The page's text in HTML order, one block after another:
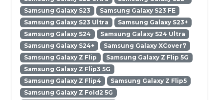
Samsung Galaxy S23
Samsung Galaxy S23 FE
Samsung Galaxy S23 Ultra
Samsung Galaxy S23+
Samsung Galaxy S24
Samsung Galaxy S24 Ultra
Samsung Galaxy S24+
Samsung Galaxy XCover7
Samsung Galaxy Z Flip
Samsung Galaxy Z Flip 5G
Samsung Galaxy Z Flip3 5G
Samsung Galaxy Z Flip4
Samsung Galaxy Z Flip5
Samsung Galaxy Z Fold2 5G